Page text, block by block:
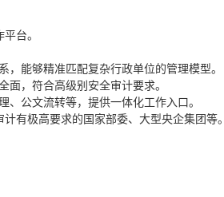
台。
能够精准匹配复杂行政单位的管理模型。
，符合高级别安全审计要求。
公文流转等，提供一体化工作入口。
有极高要求的国家部委、大型央企集团等。